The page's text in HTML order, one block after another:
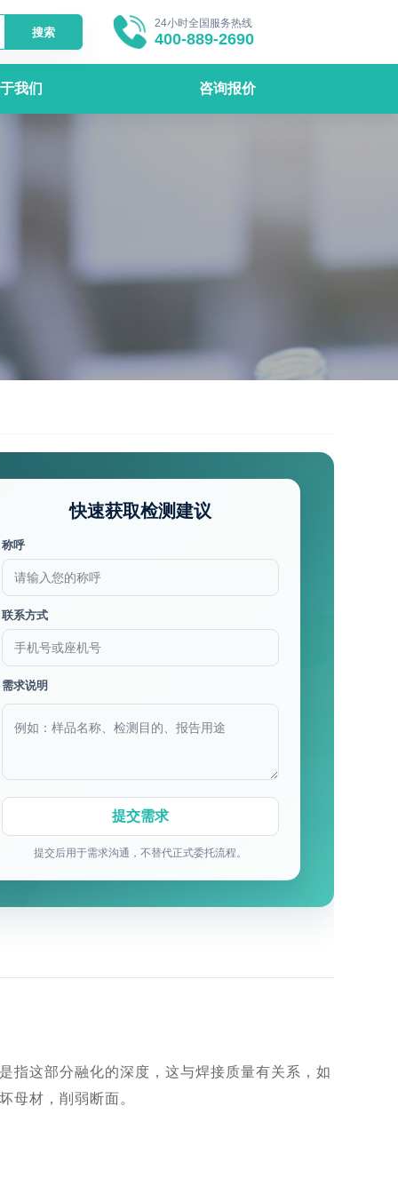
搜索
24小时全国服务热线
400-889-2690
我们 咨询报价
快速获取检测建议
称呼
联系方式
需求说明
提交后用于需求沟通，不替代正式委托流程。
指这部分融化的深度，这与焊接质量有关系，如
母材，削弱断面。